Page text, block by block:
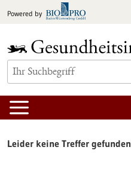
Inhalt
Powered by
Leider keine Treffer gefunden